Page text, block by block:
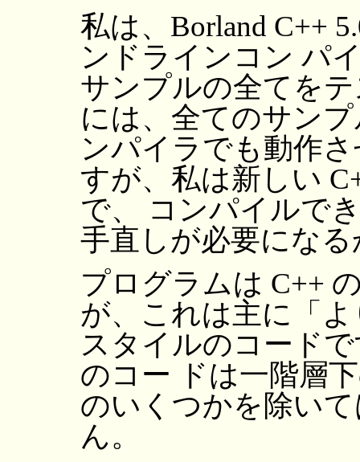
私は、Borland C++
ンドラインコン パ
サンプルの全てを
には、全てのサン
ンパイラでも動作
すが、私は新しい
で、 コンパイルで
手直しが必要にな
プログラムは C++
が、これは主に「
スタイルのコード
のコー ドは一階層
のいくつかを除い
ん。